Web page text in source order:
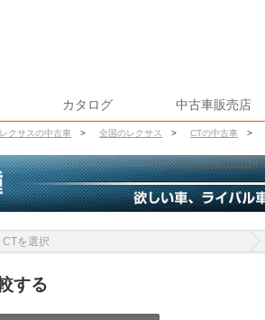
カタログ 中古車販売店
レクサスの中古車 > 全国のレクサス > CTの中古車 >
CTを選択
する